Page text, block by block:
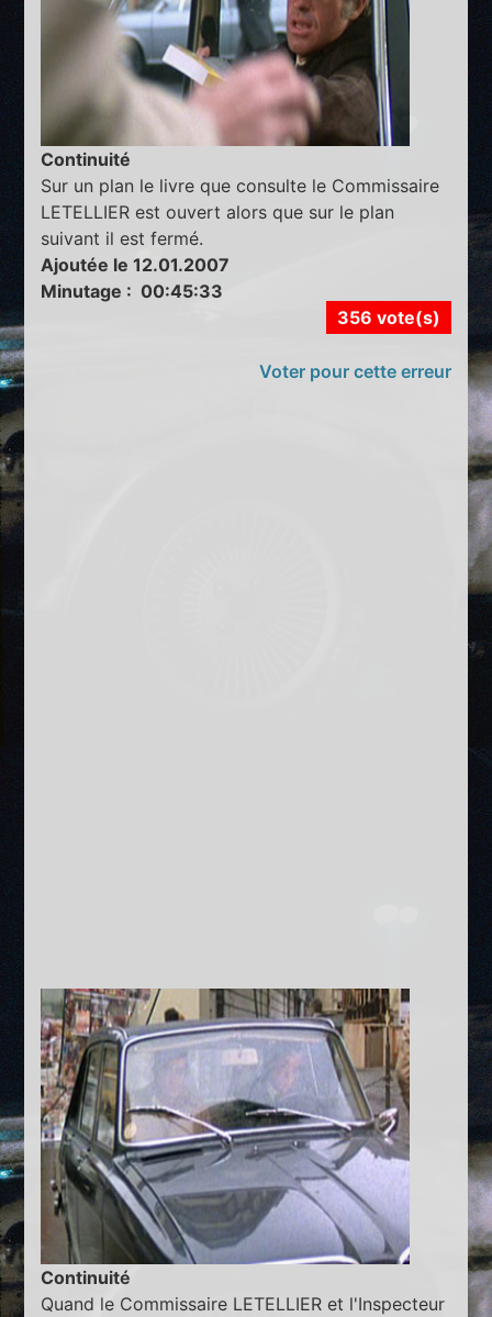
Continuité
Sur un plan le livre que consulte le Commissaire
LETELLIER est ouvert alors que sur le plan
suivant il est fermé.
Ajoutée le 12.01.2007
Minutage : 00:45:33
356 vote(s)
Voter pour cette erreur
Continuité
Quand le Commissaire LETELLIER et l'Inspecteur